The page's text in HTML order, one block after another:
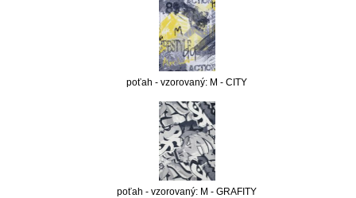
poťah - vzorovaný: M - CITY
poťah - vzorovaný: M - GRAFITY